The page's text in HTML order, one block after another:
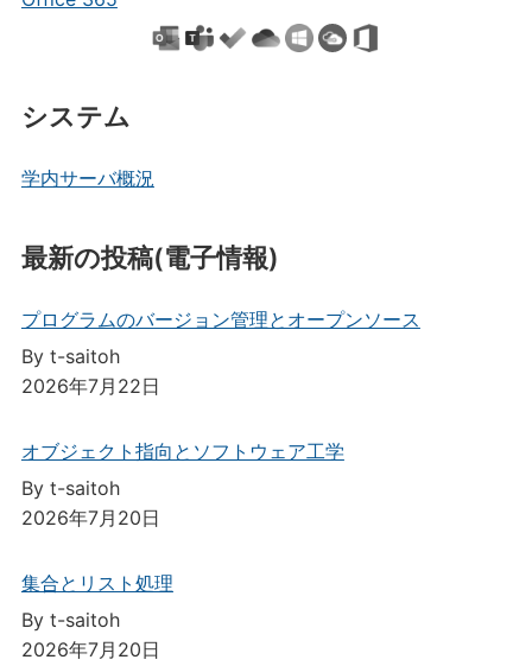
システム
学内サーバ概況
最新の投稿(電子情報)
プログラムのバージョン管理とオープンソース
By t-saitoh
2026年7月22日
オブジェクト指向とソフトウェア工学
By t-saitoh
2026年7月20日
集合とリスト処理
By t-saitoh
2026年7月20日